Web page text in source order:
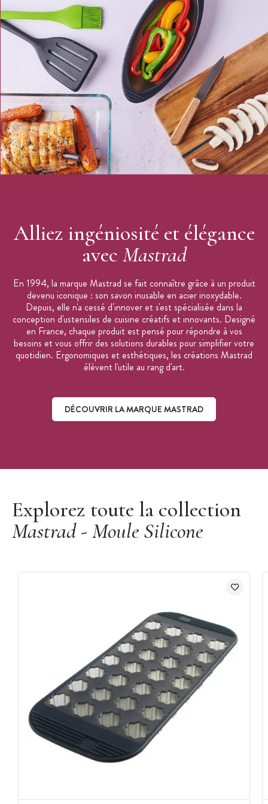
Longueur d'une madeleine : 3,5 cm
Nombre d'empreintes : 20
Poignées rigide (insert en nylon)
Résiste aux températures de -40°C à +220°C
Recette incluse
Passe au lave-vaisselle
Mastrad
Alliez ingéniosité et élégance
avec Mastrad
En 1994, la marque Mastrad se fait connaître grâce à un produit
devenu iconique : son savon inusable en acier inoxydable.
Depuis, elle n'a cessé d'innover et s'est spécialisée dans la
conception d'ustensiles de cuisine créatifs et innovants. Designé
en France, chaque produit est pensé pour répondre à vos
besoins et vous offrir des solutions durables pour simplifier votre
quotidien. Ergonomiques et esthétiques, les créations Mastrad
élèvent l'utile au rang d'art.
DÉCOUVRIR LA MARQUE MASTRAD
Explorez toute la collection
Mastrad - Moule Silicone